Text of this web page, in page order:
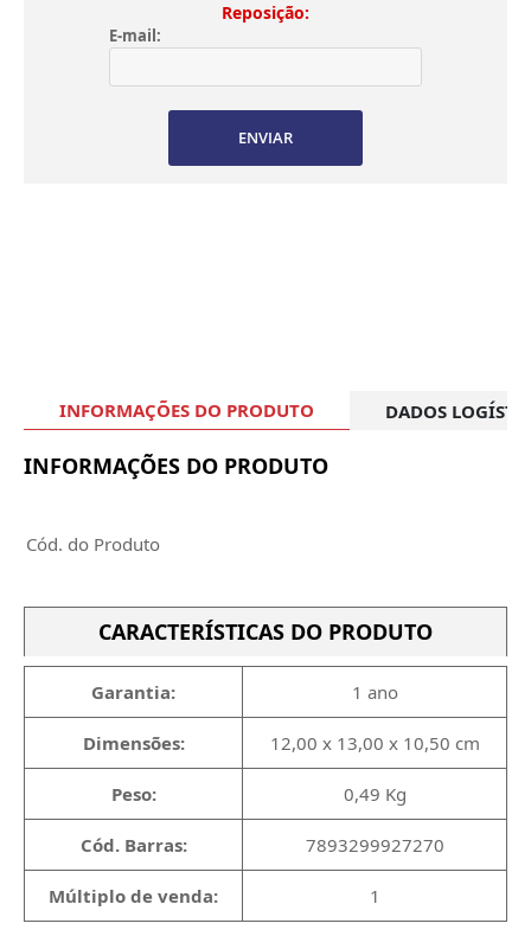
Reposição:
E-mail:
ENVIAR
INFORMAÇÕES DO PRODUTO DADOS
INFORMAÇÕES DO PRODUTO
Cód. do Produto
CARACTERÍSTICAS DO PRODUTO
Garantia: 1 ano
Dimensões: 12,00 x 13,00 x 10,50 cm
Peso: 0,49 Kg
Cód. Barras: 7893299927270
Múltiplo de venda: 1